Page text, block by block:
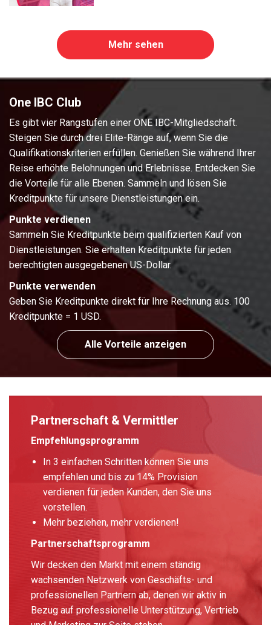
Mehr sehen
One IBC Club
Es gibt vier Rangstufen einer ONE IBC-Mitgliedschaft.
Steigen Sie durch drei Elite-Ränge auf, wenn Sie die
Qualifikationskriterien erfüllen. Genießen Sie während Ihrer
Reise erhöhte Belohnungen und Erlebnisse. Entdecken Sie
die Vorteile für alle Ebenen. Sammeln und lösen Sie
Kreditpunkte für unsere Dienstleistungen ein.
Punkte verdienen
Sammeln Sie Kreditpunkte beim qualifizierten Kauf von
Dienstleistungen. Sie erhalten Kreditpunkte für jeden
berechtigten ausgegebenen US-Dollar.
Punkte verwenden
Geben Sie Kreditpunkte direkt für Ihre Rechnung aus. 100
Kreditpunkte = 1 USD.
Alle Vorteile anzeigen
Partnerschaft & Vermittler
Empfehlungsprogramm
In 3 einfachen Schritten können Sie uns
empfehlen und bis zu 14% Provision
verdienen für jeden Kunden, den Sie uns
vorstellen.
Mehr beziehen, mehr verdienen!
Partnerschaftsprogramm
Wir decken den Markt mit einem ständig
wachsenden Netzwerk von Geschäfts- und
professionellen Partnern ab, denen wir aktiv in
Bezug auf professionelle Unterstützung, Vertrieb